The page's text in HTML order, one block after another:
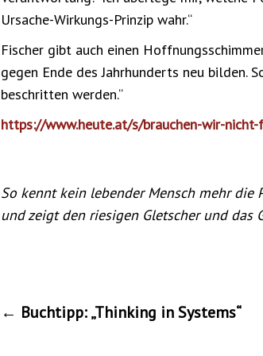
Ursache-Wirkungs-Prinzip wahr.“
Fischer gibt auch einen
gegen Ende des Jahrhunderts neu bilden.
beschritten werden.“
https://www.heute.at/s/brauchen-wir-
So kennt kein lebender Mensch mehr die
und zeigt den riesigen Gletscher und das
Post
← Buchtipp: „Thinking in Systems“